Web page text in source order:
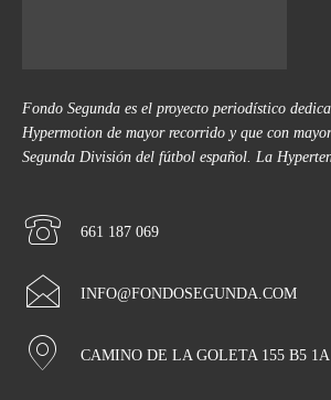
Fondo Segunda es el proyecto periodístico
Hypermotion de mayor recorrido y que con
Segunda División del fútbol español. La
661 187 069
INFO@FONDOSEGUNDA.COM
CAMINO DE LA GOLETA 155 B5